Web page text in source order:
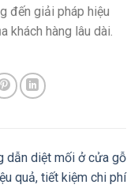
đến giải pháp hiệu
khách hàng lâu dài.
dẫn diệt mối ở cửa gỗ
quả, tiết kiệm chi phí